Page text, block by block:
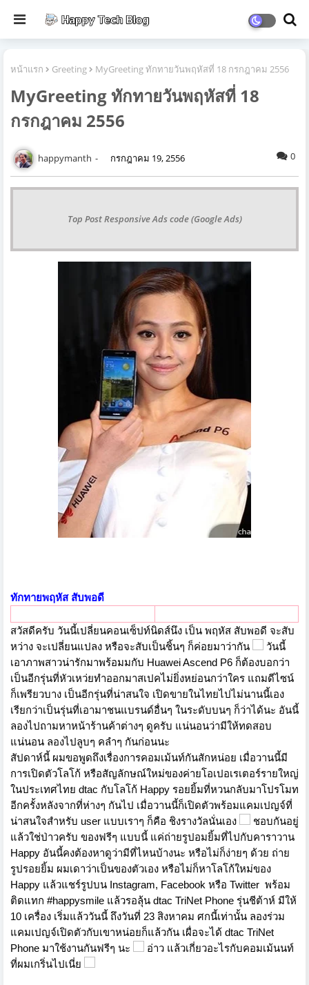
หน้าแรก Greeting MyGreeting ทักทายวันพฤหัสที่ 18 กรกฎาคม 2556
MyGreeting ทักทายวันพฤหัสที่ 18
กรกฎาคม 2556
happymanth กรกฎาคม 19, 2556 0
Top Post Responsive Ads code (Google Ads)
ทักทายพฤหัส สับพอดี
สวัสดีครับ วันนี้เปลี่ยนคอนเซ็ปท์นิดส์นึง เป็น พฤหัส สับพอดี จะสับ
หว่าง จะเปลี่ยนแปลง หรือจะสับเป็นชิ้นๆ ก็ค่อยมาว่ากัน
วันนี้
เอาภาพสาวน่ารักมาพร้อมมกับ Huawei Ascend P6 ก็ต้องบอกว่า
เป็นอีกรุ่นที่หัวเหว่ยทำออกมาสเปคไม่ยิ่งหย่อนกว่าใคร แถมดีไซน์
ก็เพรียวบาง เป็นอีกรุ่นที่น่าสนใจ เปิดขายในไทยไปไม่นานนี้เอง
เรียกว่าเป็นรุ่นที่เอามาชนแบรนด์อื่นๆ ในระดับบนๆ ก็ว่าได้นะ อันนี้
ลองไปถามหาหน้าร้านค้าต่างๆ ดูครับ แน่นอนว่ามีให้ทดสอบ
แน่นอน ลองไปลูบๆ คลำๆ กันก่อนนะ
สัปดาห์นี้ ผมขอพูดถึงเรื่องการคอมเม้นท์กันสักหน่อย เมื่อวานนี้มี
การเปิดตัวโลโก้ หรือสัญลักษณ์ใหม่ของค่ายโอเปอเรเตอร์รายใหญ่
ในประเทศไทย dtac กับโลโก้ Happy รอยยิ้มที่หวนกลับมาโปรโมท
อีกครั้งหลังจากที่ห่างๆ กันไป เมื่อวานนี้ก็เปิดตัวพร้อมแคมเปญจ์ที่
น่าสนใจสำหรับ user แบบเราๆ ก็คือ ชิงรางวัลนั่นเอง
ชอบกันอยู่
แล้วใช่ป่าวครับ ของฟรีๆ แบบนี้ แค่ถ่ายรูปอมยิ้มที่ไปกับคาราวาน
Happy อันนี้คงต้องหาดูว่ามีที่ไหนบ้างนะ หรือไม่ก็ง่ายๆ ด้วย ถ่าย
รูปรอยยิ้ม ผมเดาว่าเป็นของตัวเอง หรือไม่ก็หาโลโก้ใหม่ของ
Happy แล้วแชร์รูปบน Instagram, Facebook หรือ Twitter พร้อม
ติดแทก #happysmile แล้วรอลุ้น dtac TriNet Phone รุ่นชีต้าห์ มีให้
10 เครื่อง เริ่มแล้ววันนี้ ถึงวันที่ 23 สิงหาคม ศกนี้เท่านั้น ลองร่วม
แคมเปญจ์เปิดตัวกับเขาหน่อยก็แล้วกัน เผื่อจะได้ dtac TriNet
Phone มาใช้งานกันฟรีๆ นะ
อ่าว แล้วเกี่ยวอะไรกับคอมเม้นนท์
ที่ผมเกริ่นไปเนี่ย